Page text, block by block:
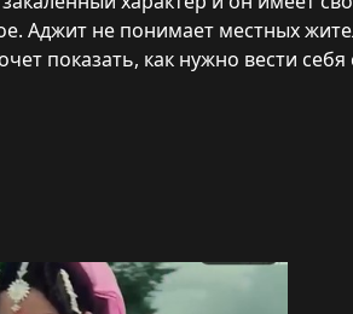
Аджит не понимает местных
показать, как нужно вести